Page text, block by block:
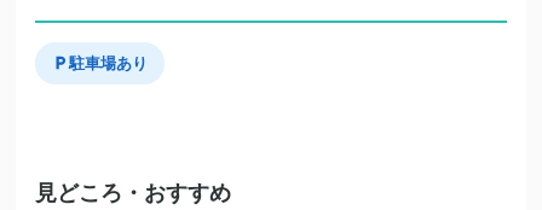
駐車場あり
見どころ・おすすめ